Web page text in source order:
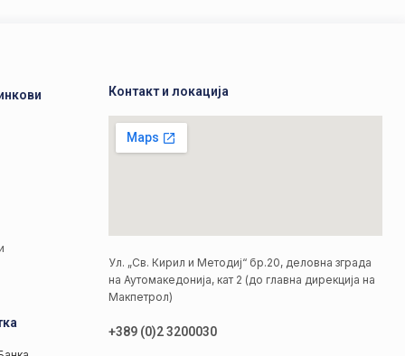
Контакт и локација
Ул. „Св. Кирил и Методиј“ бр.20, деловна зграда
на Аутомакедонија, кат 2 (до главна дирекција на
Макпетрол)
+389 (0)2 3200030